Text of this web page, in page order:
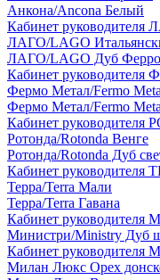
Анкона/Ancona Белый
Кабинет руководителя
ЛАГО/LAGO
ЛАГО/LAGO Дуб Ферро
Кабинет
Фермо Метал/Fermo
Фермо Метал/Fermo
Кабинет
Ротонда/Rotonda Венге
Ротонда/Rotonda Дуб
Кабинет руководителя
Терра/Terra Мали
Терра/Terra Гавана
Кабинет
Министри/Ministry Дуб
Кабинет
Милан Люкс Орех